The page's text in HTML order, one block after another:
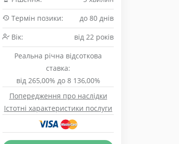
Термін позики:
до 80 днів
Вік:
від 22 років
Реальна річна відсоткова
ставка:
від 265,00% до 8 136,00%
Попередження про наслідки
Істотні характеристики послуги